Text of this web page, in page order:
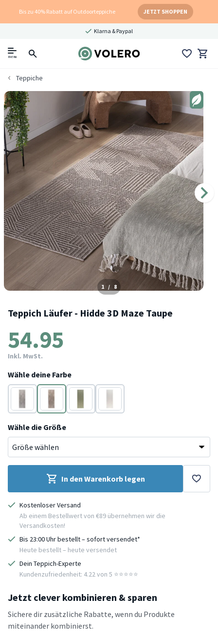
Bis zu 40% Rabatt auf Outdoorteppiche JETZT SHOPPEN
Klarna & Paypal
menu
Teppiche
1 / 8
Teppich Läufer - Hidde 3D Maze Taupe
54.95
Inkl. MwSt.
Wähle deine Farbe
Grau Taupe Grün
Weiß
Wähle die Größe
In den Warenkorb legen
Kostenloser Versand
Ab einem Bestellwert von €89 übernehmen wir die
Versandkosten!
Bis 23:00 Uhr bestellt – sofort versendet*
Heute bestellt – heute versendet
Dein Teppich-Experte
Kundenzufriedenheit: 4.22 von 5 ⭐️⭐️⭐️⭐️⭐️
Jetzt clever kombinieren & sparen
Sichere dir zusätzliche Rabatte, wenn du Produkte
miteinander kombinierst.